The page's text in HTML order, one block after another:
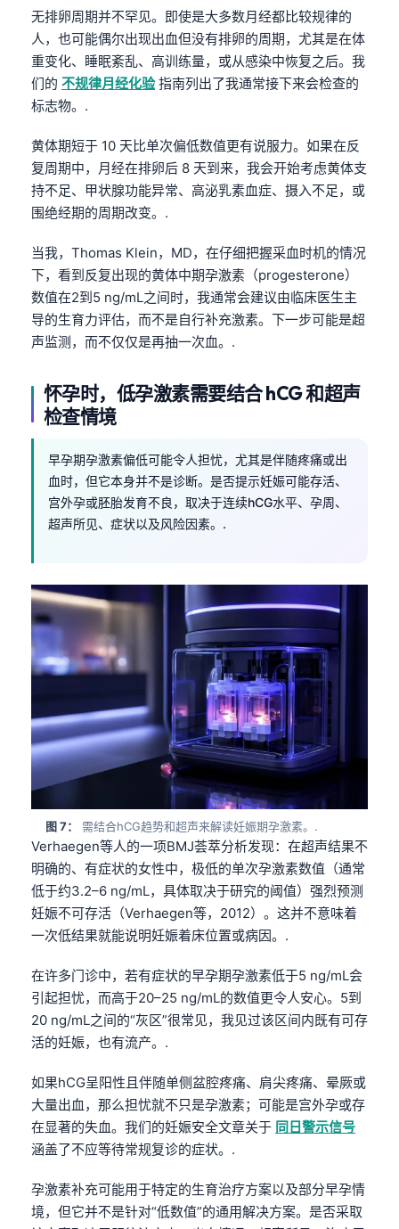
无排卵周期并不罕见。即使是大多数月经都比较规律的
人，也可能偶尔出现出血但没有排卵的周期，尤其是在体
重变化、睡眠紊乱、高训练量，或从感染中恢复之后。我
们的 不规律月经化验指南列出了我通常接下来会检查的
标志物。.
黄体期短于 10 天比单次偏低数值更有说服力。如果在反
复周期中，月经在排卵后 8 天到来，我会开始考虑黄体支
持不足、甲状腺功能异常、高泌乳素血症、摄入不足，或
围绝经期的周期改变。.
当我，Thomas Klein，MD，在仔细把握采血时机的情况
下，看到反复出现的黄体中期孕激素（progesterone）
数值在2到5 ng/mL之间时，我通常会建议由临床医生主
导的生育力评估，而不是自行补充激素。下一步可能是超
声监测，而不仅仅是再抽一次血。.
怀孕时，低孕激素需要结合 hCG 和超声
检查情境
早孕期孕激素偏低可能令人担忧，尤其是伴随疼痛或出
血时，但它本身并不是诊断。是否提示妊娠可能存活、
宫外孕或胚胎发育不良，取决于连续hCG水平、孕周、
超声所见、症状以及风险因素。.
图 7： 需结合hCG趋势和超声来解读妊娠期孕激素。.
Verhaegen等人的一项BMJ荟萃分析发现：在超声结果不
明确的、有症状的女性中，极低的单次孕激素数值（通常
低于约3.2–6 ng/mL，具体取决于研究的阈值）强烈预测
妊娠不可存活（Verhaegen等，2012）。这并不意味着
一次低结果就能说明妊娠着床位置或病因。.
在许多门诊中，若有症状的早孕期孕激素低于5 ng/mL会
引起担忧，而高于20–25 ng/mL的数值更令人安心。5到
20 ng/mL之间的“灰区”很常见，我见过该区间内既有可存
活的妊娠，也有流产。.
如果hCG呈阳性且伴随单侧盆腔疼痛、肩尖疼痛、晕厥或
大量出血，那么担忧就不只是孕激素；可能是宫外孕或存
在显著的失血。我们的妊娠安全文章关于 同日警示信号
涵盖了不应等待常规复诊的症状。.
孕激素补充可能用于特定的生育治疗方案以及部分早孕情
境，但它并不是针对“低数值”的通用解决方案。是否采取